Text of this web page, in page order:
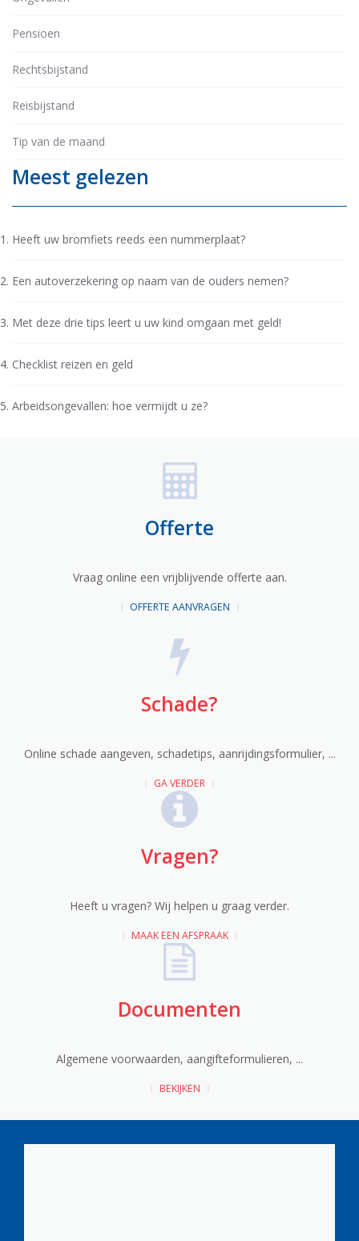
Pensioen
Rechtsbijstand
Reisbijstand
Tip van de maand
Meest gelezen
Heeft uw bromfiets reeds een nummerplaat?
Een autoverzekering op naam van de ouders nemen?
Met deze drie tips leert u uw kind omgaan met geld!
Checklist reizen en geld
Arbeidsongevallen: hoe vermijdt u ze?
Offerte
Vraag online een vrijblijvende offerte aan.
OFFERTE AANVRAGEN
Schade?
Online schade aangeven, schadetips, aanrijdingsformulier, ...
GA VERDER
Vragen?
Heeft u vragen? Wij helpen u graag verder.
MAAK EEN AFSPRAAK
Documenten
Algemene voorwaarden, aangifteformulieren, ...
BEKIJKEN